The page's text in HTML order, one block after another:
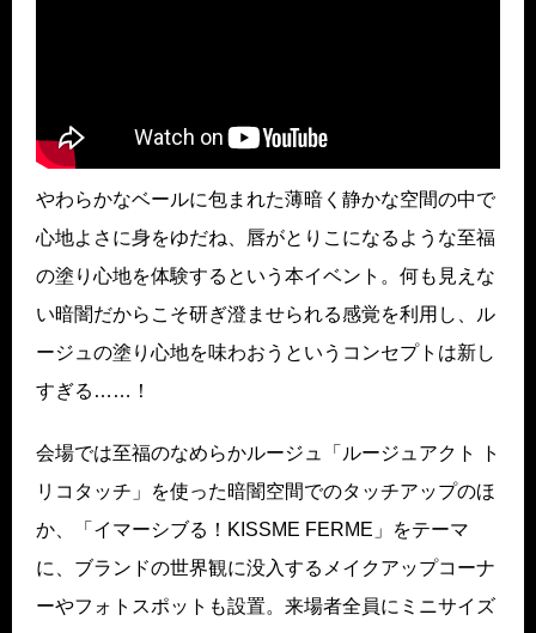
やわらかなベールに包まれた薄暗く静かな空間の中で
心地よさに身をゆだね、唇がとりこになるような至福
の塗り心地を体験するという本イベント。何も見えな
い暗闇だからこそ研ぎ澄ませられる感覚を利用し、ル
ージュの塗り心地を味わおうというコンセプトは新し
すぎる……！
会場では至福のなめらかルージュ「ルージュアクト ト
リコタッチ」を使った暗闇空間でのタッチアップのほ
か、「イマーシブる！KISSME FERME」をテーマ
に、ブランドの世界観に没入するメイクアップコーナ
ーやフォトスポットも設置。来場者全員にミニサイズ